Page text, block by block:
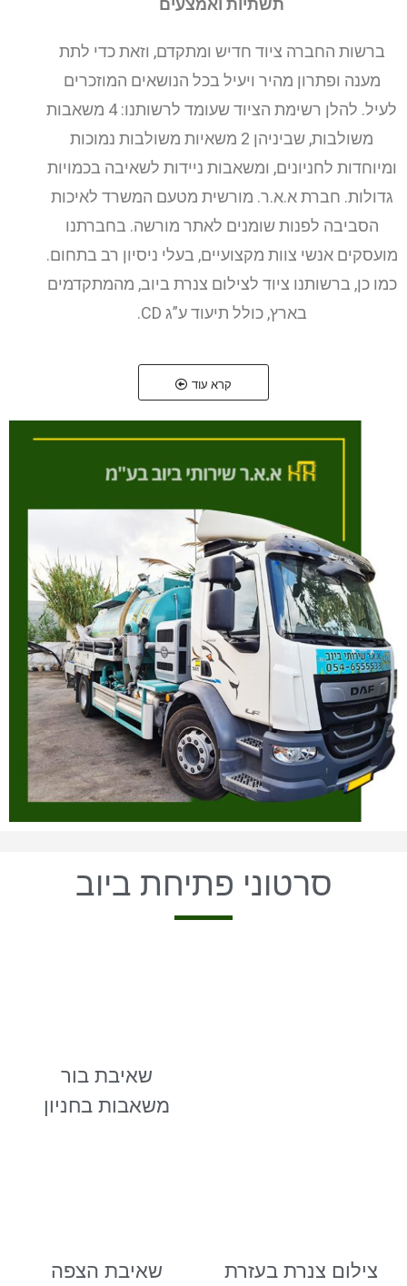
תשתיות ואמצעים
ברשות החברה ציוד חדיש ומתקדם, וזאת כדי לתת
מענה ופתרון מהיר ויעיל בכל הנושאים המוזכרים
לעיל. להלן רשימת הציוד שעומד לרשותנו: 4 משאבות
משולבות, שביניהן 2 משאיות משולבות נמוכות
ומיוחדות לחניונים, ומשאבות ניידות לשאיבה בכמויות
גדולות. חברת א.א.ר. מורשית מטעם המשרד לאיכות
הסביבה לפנות שומנים לאתר מורשה. בחברתנו
מועסקים אנשי צוות מקצועיים, בעלי ניסיון רב בתחום.
כמו כן, ברשותנו ציוד לצילום צנרת ביוב, מהמתקדמים
בארץ, כולל תיעוד ע”ג CD.
קרא עוד
סרטוני פתיחת ביוב
שאיבת בור
משאבות בחניון
צילום צנרת בעזרת
שאיבת הצפה